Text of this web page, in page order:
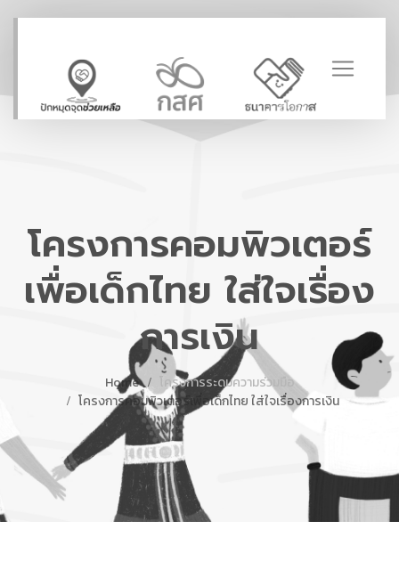
โครงการคอมพิวเตอร์
เพื่อเด็กไทย ใส่ใจเรื่อง
การเงิน
Home
โครงการระดมความร่วมมือ
โครงการคอมพิวเตอร์เพื่อเด็กไทย ใส่ใจเรื่องการเงิน